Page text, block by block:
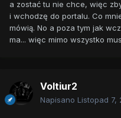
a zostać tu nie chce, więc
i wchodzę do portalu. Co
mówią. No a poza tym jak
ma... więc mimo wszystko
Voltiur2
Napisano Listopad 7,